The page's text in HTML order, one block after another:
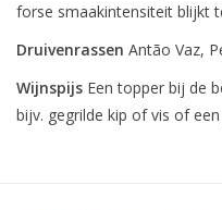
forse smaakintensiteit blijkt
Druivenrassen Antão Vaz,
Wijnspijs Een topper bij de
bijv. gegrilde kip of vis of